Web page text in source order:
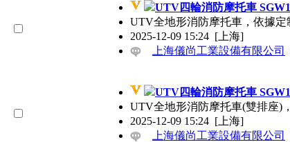
UTV四輪消防摩托車
UTV全地形消防摩托車，依
2025-12-09 15:24 [上海]
上海儀尚工業設備有限公司
UTV四輪消防摩托車
UTV全地形消防摩托車(雙排座
2025-12-09 15:24 [上海]
上海儀尚工業設備有限公司